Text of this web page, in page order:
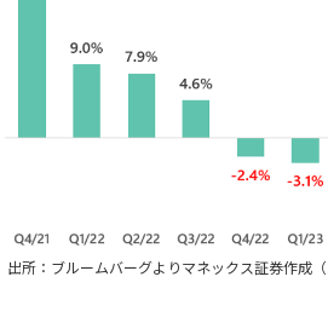
出所：ブルームバーグよりマネックス証券作成